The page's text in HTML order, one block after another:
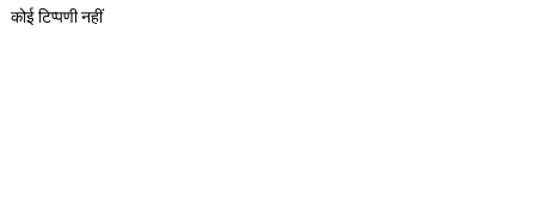
कोई टिप्पणी नहीं